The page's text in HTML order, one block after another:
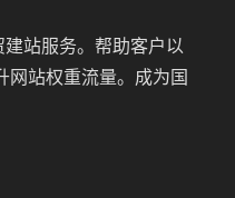
站服务。帮助客户以
网站权重流量。成为国